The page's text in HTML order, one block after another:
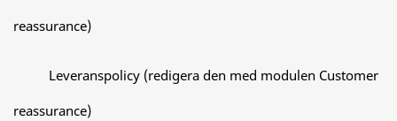
reassurance)
Leveranspolicy (redigera den med modulen Customer
reassurance)